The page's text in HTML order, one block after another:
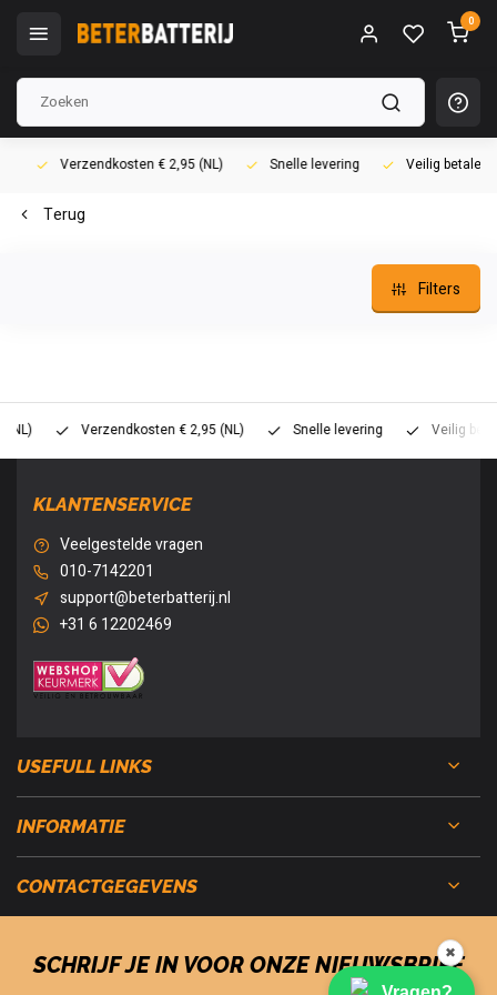
0
Verzendkosten € 2,95 (NL) Snelle levering Veilig betalen
Terug
Filters
Verzendkosten € 2,95 (NL) Snelle levering Veilig betalen
KLANTENSERVICE
Veelgestelde vragen
010-7142201
support@beterbatterij.nl
+31 6 12202469
USEFULL LINKS
INFORMATIE
CONTACTGEGEVENS
SCHRIJF JE IN VOOR ONZE NIEUWSBRIEF
✖